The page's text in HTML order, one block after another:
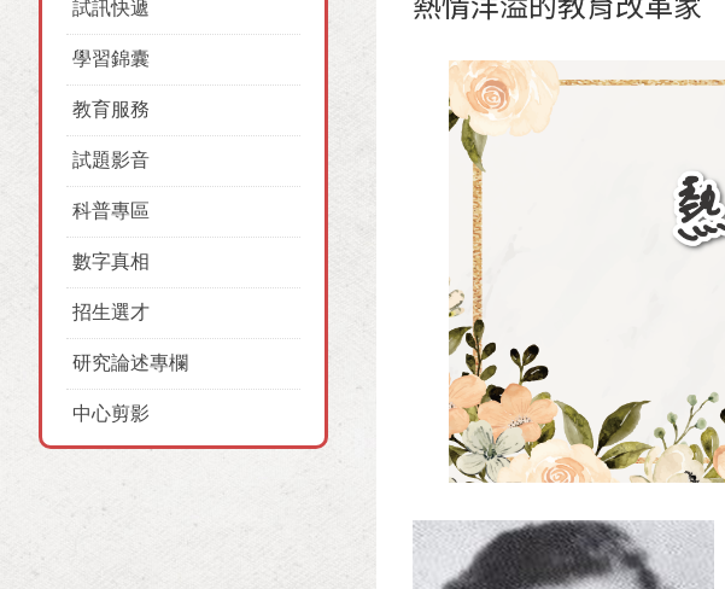
試訊快遞
學習錦囊
教育服務
試題影音
科普專區
數字真相
招生選才
研究論述專欄
中心剪影
熱情洋溢的教育改革家